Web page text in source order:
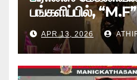
பங்களிப்பில்,
“கற்றலுக்கான
கொப்பிகள்”
APR 13, 2026